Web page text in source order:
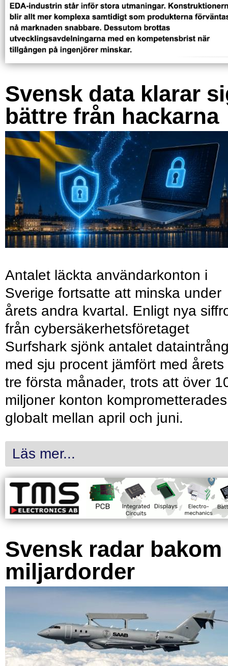
Svensk data klarar
bättre från hackarna
Antalet läckta användarkonton i
Sverige fortsatte att minska under
årets andra kvartal. Enligt nya
från cybersäkerhetsföretaget
Surfshark sjönk antalet
med sju procent jämfört med årets
tre första månader, trots att över
miljoner konton komprometterades
globalt mellan april och juni.
Läs mer...
Svensk radar bakom
miljardorder